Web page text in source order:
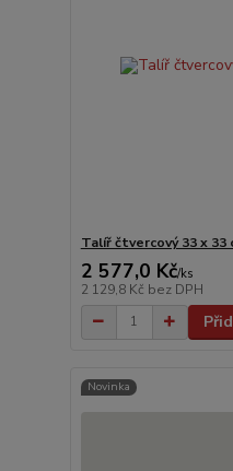
Talíř čtvercový 33 x 33
2 577,0 Kč/ks
2 129,8 Kč bez DPH
Novinka